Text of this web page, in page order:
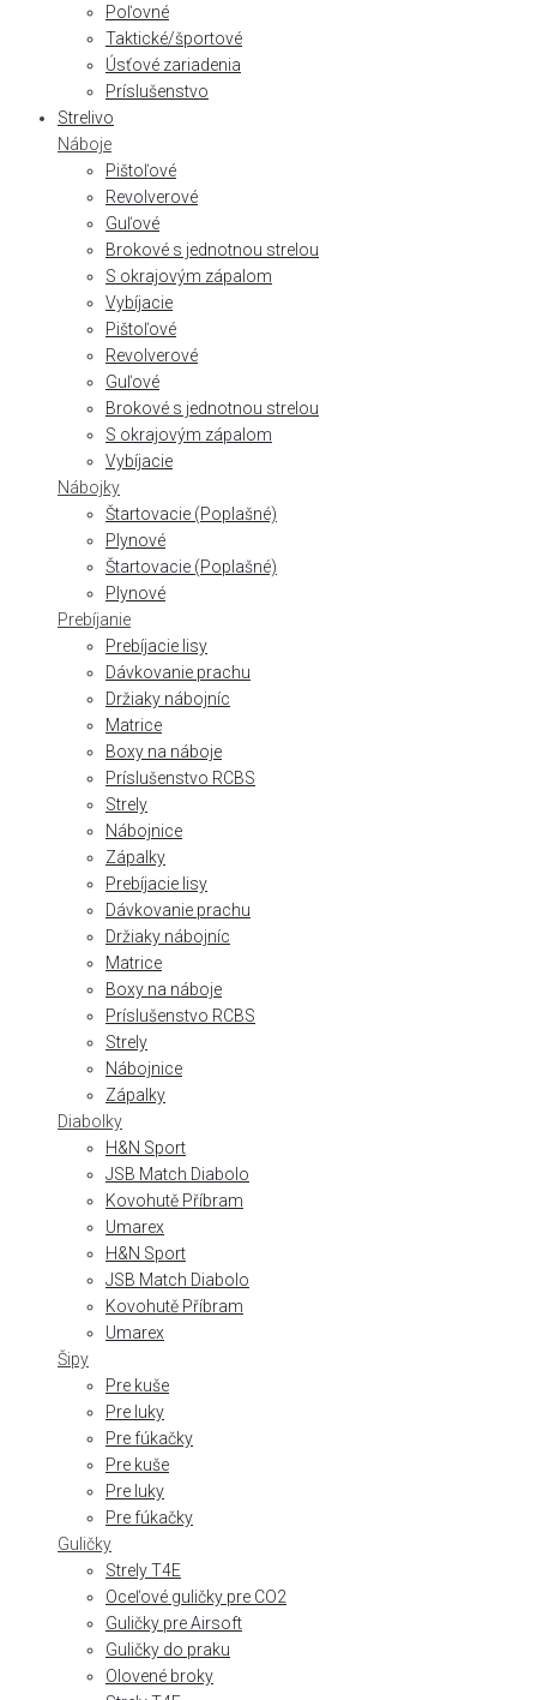
Poľovné
Taktické/športové
Úsťové zariadenia
Príslušenstvo
Strelivo
Náboje
Pištoľové
Revolverové
Guľové
Brokové s jednotnou strelou
S okrajovým zápalom
Vybíjacie
Pištoľové
Revolverové
Guľové
Brokové s jednotnou strelou
S okrajovým zápalom
Vybíjacie
Nábojky
Štartovacie (Poplašné)
Plynové
Štartovacie (Poplašné)
Plynové
Prebíjanie
Prebíjacie lisy
Dávkovanie prachu
Držiaky nábojníc
Matrice
Boxy na náboje
Príslušenstvo RCBS
Strely
Nábojnice
Zápalky
Prebíjacie lisy
Dávkovanie prachu
Držiaky nábojníc
Matrice
Boxy na náboje
Príslušenstvo RCBS
Strely
Nábojnice
Zápalky
Diabolky
H&N Sport
JSB Match Diabolo
Kovohutě Příbram
Umarex
H&N Sport
JSB Match Diabolo
Kovohutě Příbram
Umarex
Šipy
Pre kuše
Pre luky
Pre fúkačky
Pre kuše
Pre luky
Pre fúkačky
Guličky
Strely T4E
Oceľové guličky pre CO2
Guličky pre Airsoft
Guličky do praku
Olovené broky